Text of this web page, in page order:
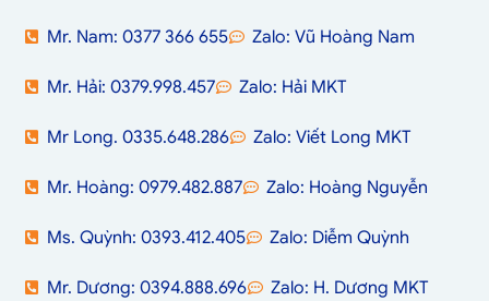
Mr. Nam: 0377 366 655 Zalo: Vũ Hoàng Nam
Mr. Hải: 0379.998.457 Zalo: Hải MKT
Mr Long. 0335.648.286 Zalo: Viết Long MKT
Mr. Hoàng: 0979.482.887 Zalo: Hoàng Nguyễn
Ms. Quỳnh: 0393.412.405 Zalo: Diễm Quỳnh
Mr. Dương: 0394.888.696 Zalo: H. Dương MKT